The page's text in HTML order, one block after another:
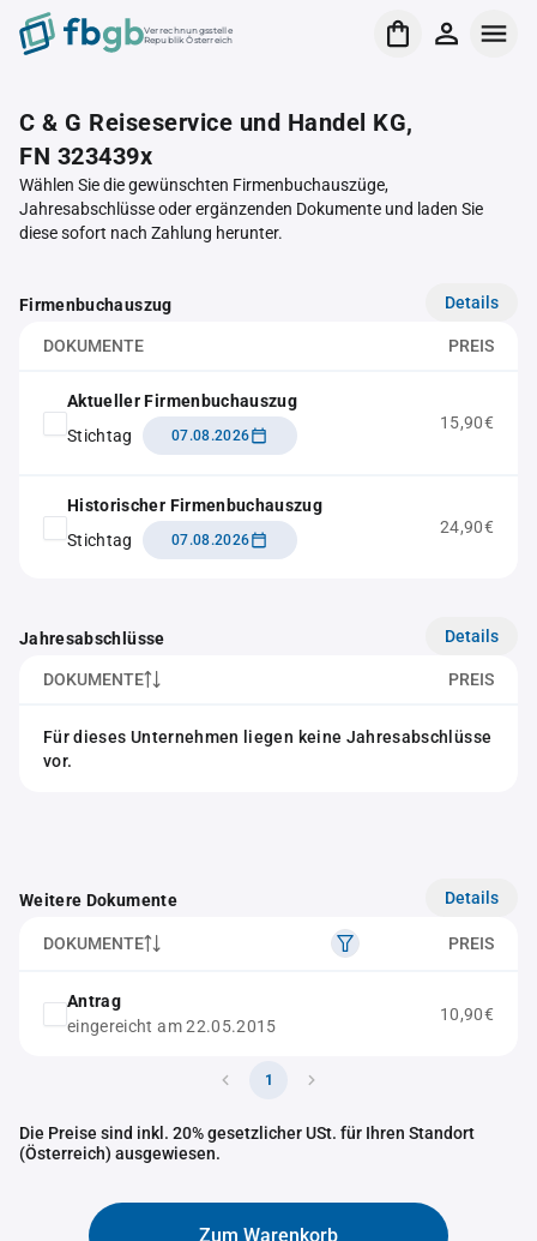
Verrechnungsstelle
Republik Österreich
C & G Reiseservice und Handel KG,
FN 323439x
Wählen Sie die gewünschten Firmenbuchauszüge,
Jahresabschlüsse oder ergänzenden Dokumente und laden Sie
diese sofort nach Zahlung herunter.
Firmenbuchauszug Details
DOKUMENTE PREIS
Aktueller Firmenbuchauszug
Stichtag
07.08.2026
15,90€
Historischer Firmenbuchauszug
Stichtag
07.08.2026
24,90€
Jahresabschlüsse Details
DOKUMENTE PREIS
Für dieses Unternehmen liegen keine Jahresabschlüsse
vor.
Weitere Dokumente Details
DOKUMENTE PREIS
Antrag
eingereicht am 22.05.2015
10,90€
1
Die Preise sind inkl. 20% gesetzlicher USt. für Ihren Standort
(Österreich) ausgewiesen.
Zum Warenkorb